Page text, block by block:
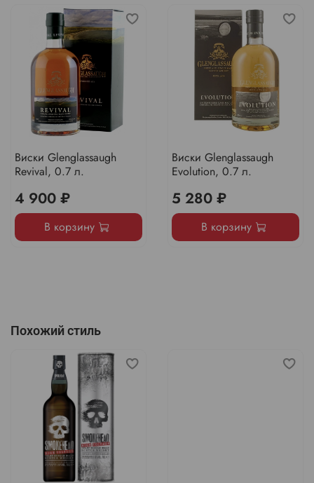
Виски Glenglassaugh
Revival, 0.7 л.
4 900 ₽
В корзину
Виски Glenglassaugh
Evolution, 0.7 л.
5 280 ₽
В корзину
Похожий стиль